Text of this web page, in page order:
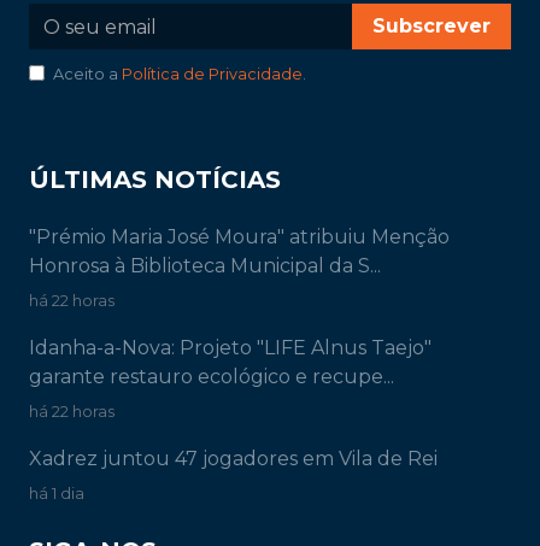
Subscrever
Aceito a Política de Privacidade.
ÚLTIMAS NOTÍCIAS
"Prémio Maria José Moura" atribuiu Menção
Honrosa à Biblioteca Municipal da S...
há 22 horas
Idanha-a-Nova: Projeto "LIFE Alnus Taejo"
garante restauro ecológico e recupe...
há 22 horas
Xadrez juntou 47 jogadores em Vila de Rei
há 1 dia